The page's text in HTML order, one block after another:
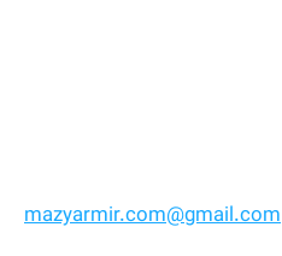
mazyarmir.com@gmail.com